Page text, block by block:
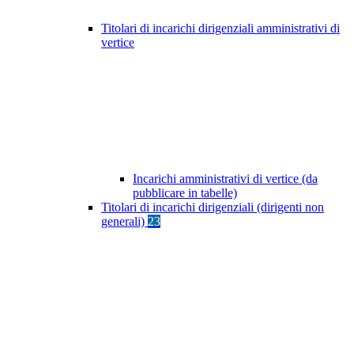
Titolari di incarichi dirigenziali amministrativi di
vertice
Incarichi amministrativi di vertice (da
pubblicare in tabelle)
Titolari di incarichi dirigenziali (dirigenti non
generali) 23